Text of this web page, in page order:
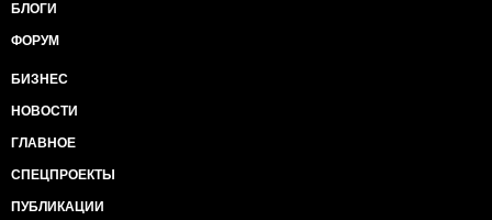
БЛОГИ
ФОРУМ
БИЗНЕС
НОВОСТИ
ГЛАВНОЕ
СПЕЦПРОЕКТЫ
ПУБЛИКАЦИИ